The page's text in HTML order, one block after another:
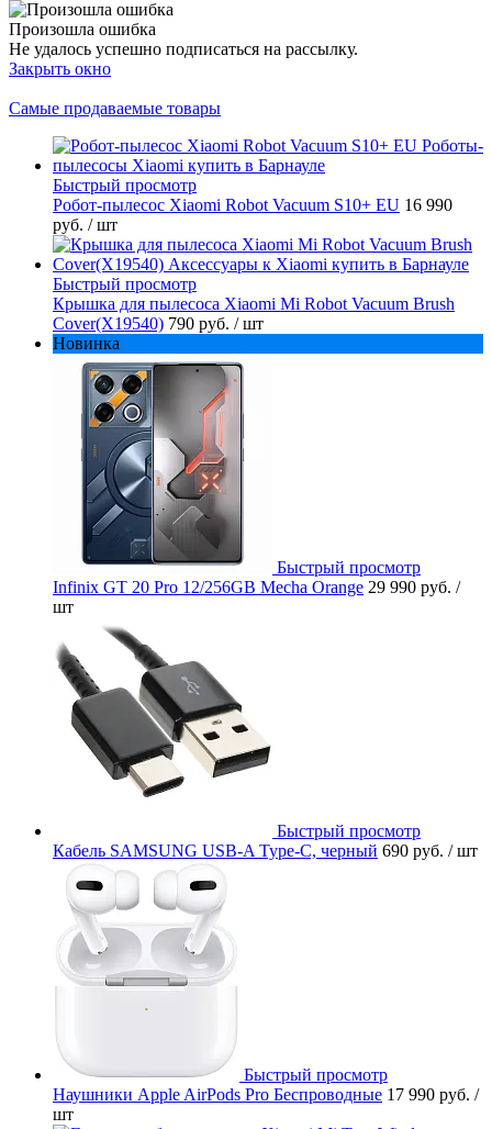
Произошла ошибка
Не удалось успешно подписаться на рассылку.
Закрыть окно
Самые продаваемые товары
Быстрый просмотр
Робот-пылесос Xiaomi Robot Vacuum S10+ EU 16 990
руб. / шт
Быстрый просмотр
Крышка для пылесоса Xiaomi Mi Robot Vacuum Brush
Cover(X19540) 790 руб. / шт
Новинка
Быстрый просмотр
Infinix GT 20 Pro 12/256GB Mecha Orange 29 990 руб. /
шт
Быстрый просмотр
Кабель SAMSUNG USB-A Type-C, черный 690 руб. / шт
Быстрый просмотр
Наушники Apple AirPods Pro Беспроводные 17 990 руб. /
шт